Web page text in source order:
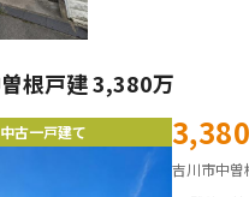
根戸建 3,380万
中古一戸建て
吉川市中曽